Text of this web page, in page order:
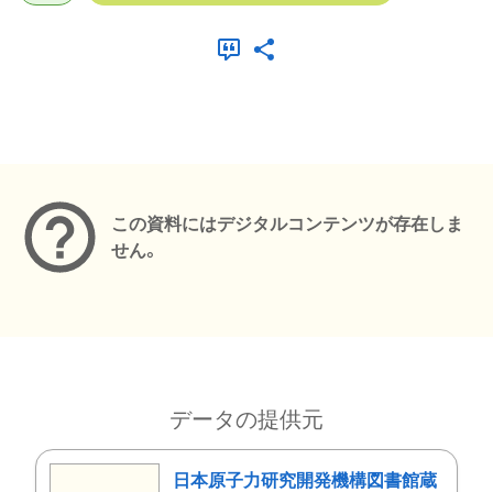
この資料にはデジタルコンテンツが存在しま
せん。
データの提供元
日本原子力研究開発機構図書館蔵